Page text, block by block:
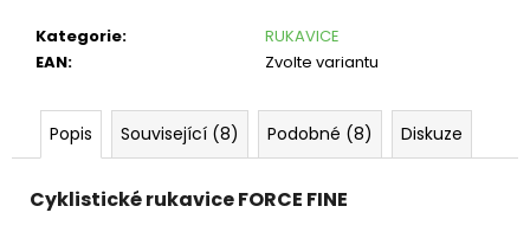
Kategorie:
RUKAVICE
EAN: Zvolte variantu
Popis Související (8) Podobné (8) Diskuze
Cyklistické rukavice FORCE FINE
Kč
Původně:
990